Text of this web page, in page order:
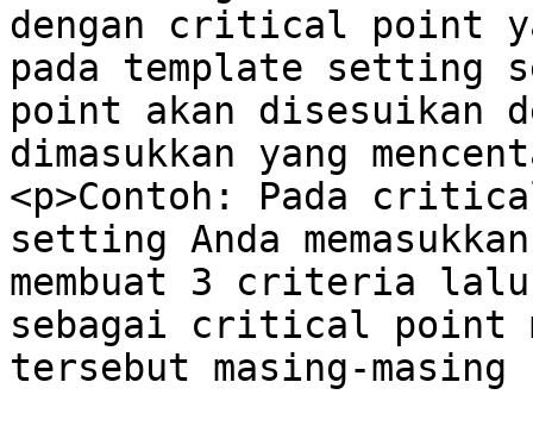
dengan critical point
pada template setting
point akan disesuikan
dimasukkan yang
<p>Contoh: Pada
setting Anda
membuat 3 criteria
sebagai critical point
tersebut masing-